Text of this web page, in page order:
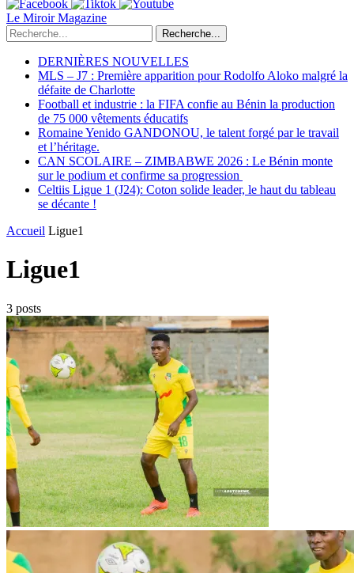
Le Miroir Magazine
Recherche...
DERNIÈRES NOUVELLES
MLS – J7 : Première apparition pour Rodolfo Aloko malgré la
défaite de Charlotte
Football et industrie : la FIFA confie au Bénin la production
de 75 000 vêtements éducatifs
Romaine Yenido GANDONOU, le talent forgé par le travail
et l’héritage.
CAN SCOLAIRE – ZIMBABWE 2026 : Le Bénin monte
sur le podium et confirme sa progression
Celtiis Ligue 1 (J24): Coton solide leader, le haut du tableau
se décante !
Accueil Ligue1
Ligue1
3 posts